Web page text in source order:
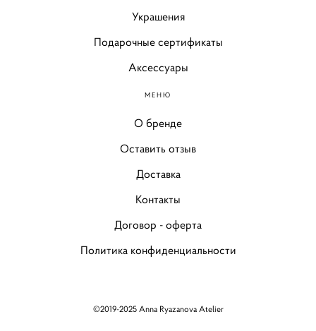
Украшения
Подарочные сертификаты
Аксессуары
МЕНЮ
О бренде
Оставить отзыв
Доставка
Контакты
Договор - оферта
Политика конфиденциальности
©2019-2025 Anna Ryazanova Atelier